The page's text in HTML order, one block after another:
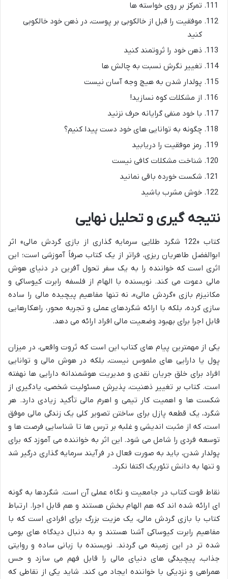
تمرکز بر روی خواسته ها
موفقیت را قبل از خالکوبی بر پوست، در ذهن خود خالکوبی
کنید
ذهن خود را ثروتمند کنید
تغییر نگرش نسبت به چالش ها
پولدار شدن به هیچ وجه آسان نیست
از مشکلات کوه نسازید!
با خود منفی گرایانه حرف نزنید
چگونه به توانایی های خود دست پیدا کنیم؟
رمز موفقیت را دریابید
شناخت مشکلات کافی نیست
شکست خورده باقی نمانید
خوش مشرب باشید
نتیجه گیری و تحلیل نهایی
کتاب «122 شگرد طلایی سرمایه گذاری از بازی گردش مالی» اثر
ابوالفضل طاهریان ریزی، فراتر از یک کتاب صرفاً آموزشی است؛ این
اثری است که خواننده را به یک سفر تحول آفرین در دنیای هوش
مالی دعوت می کند. نویسنده با الهام از فلسفه رابرت کیوساکی و
مکانیزم بازی «گردش مالی»، نه تنها مفاهیم پیچیده مالی را ساده
سازی کرده، بلکه با ارائه شگردهای عملی و تجربه محور، راهکارهایی
قابل اجرا برای بهبود وضعیت مالی افراد ارائه می دهد.
یکی از مهمترین پیام های کتاب این است که ثروت واقعی، در میزان
پول یا دارایی های ملموس نیست، بلکه در هوش مالی و توانایی
افراد برای خلق جریان نقدی و مدیریت هوشمندانه دارایی ها نهفته
است. کتاب بر تغییر ذهنیت، پذیرش مسئولیت شخصی، یادگیری از
شکست ها و اهمیت کار تیمی و اهرم مالی تأکید زیادی دارد. هر
شگرد، یک قطعه پازل برای ساختن تصویر کلی یک زندگی مالی موفق
است، که از مثبت اندیشی و غلبه بر ترس ها تا شناسایی فرصت ها و
توسعه فردی را شامل می شود. این اثر به خواننده می آموزد که برای
پولدار شدن، باید به صورت فعال در فرآیند سرمایه گذاری درگیر شد
و تنها به دانش تئوریک اکتفا نکرد.
نقاط قوت کتاب در جامعیت و نگاه عملی آن است. شگردها به گونه
ای ارائه شده اند که هم الهام بخش هستند و هم قابل اجرا. ارتباط
کتاب با بازی گردش مالی، یک مزیت بزرگ برای افرادی است که با
مفاهیم رابرت کیوساکی آشنا هستند و به دنبال دیدگاه های بومی
شده تر در این زمینه می گردند. نویسنده با زبانی ساده و روایتی
جذاب، پیچیدگی های دنیای مالی را قابل فهم می سازد و حس
همراهی و نزدیکی با خواننده ایجاد می کند. شاید یکی از نقاطی که